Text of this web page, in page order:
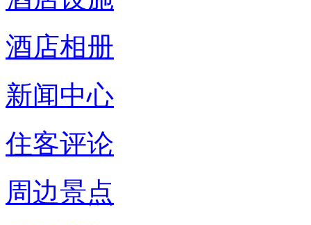
酒店相册
新闻中心
住客评论
周边景点